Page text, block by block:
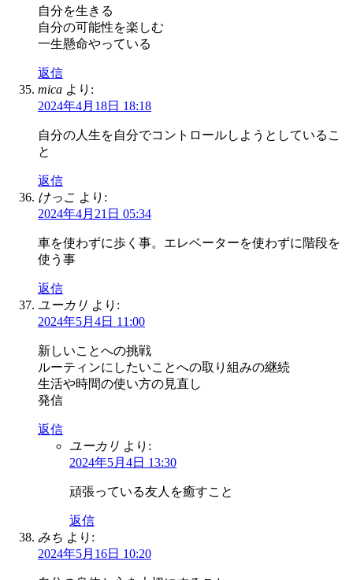
自分を生きる
自分の可能性を楽しむ
一生懸命やっている
返信
mica より:
2024年4月18日 18:18
自分の人生を自分でコントロールしようとしているこ
と
返信
けっこ より:
2024年4月21日 05:34
車を使わずに歩く事。エレベーターを使わずに階段を
使う事
返信
ユーカリ より:
2024年5月4日 11:00
新しいことへの挑戦
ルーティンにしたいことへの取り組みの継続
生活や時間の使い方の見直し
発信
返信
ユーカリ より:
2024年5月4日 13:30
頑張っている友人を癒すこと
返信
みち より:
2024年5月16日 10:20